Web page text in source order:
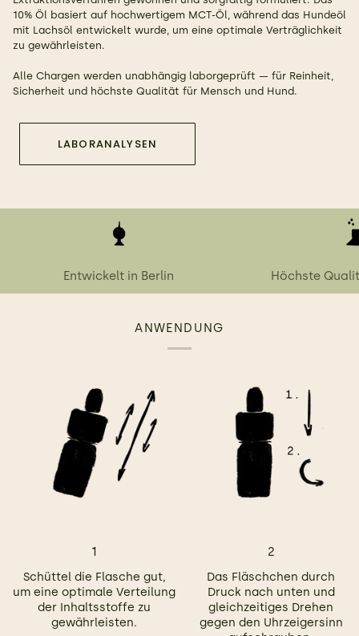
10% Öl basiert auf hochwertigem MCT-Öl, während das Hundeöl
mit Lachsöl entwickelt wurde, um eine optimale Verträglichkeit
zu gewährleisten.
Alle Chargen werden unabhängig laborgeprüft — für Reinheit,
Sicherheit und höchste Qualität für Mensch und Hund.
LABORANALYSEN
Entwickelt in Berlin Höchste
ANWENDUNG
1
Schüttel die Flasche gut,
um eine optimale Verteilung
der Inhaltsstoffe zu
gewährleisten.
2
Das Fläschchen durch
Druck nach unten und
gleichzeitiges Drehen
gegen den Uhrzeigersinn